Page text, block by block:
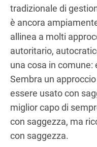
tradizionale di
è ancora
allinea a molti
autoritario,
una cosa in
Sembra un
essere usato con
miglior capo di
con saggezza, ma
con saggezza.